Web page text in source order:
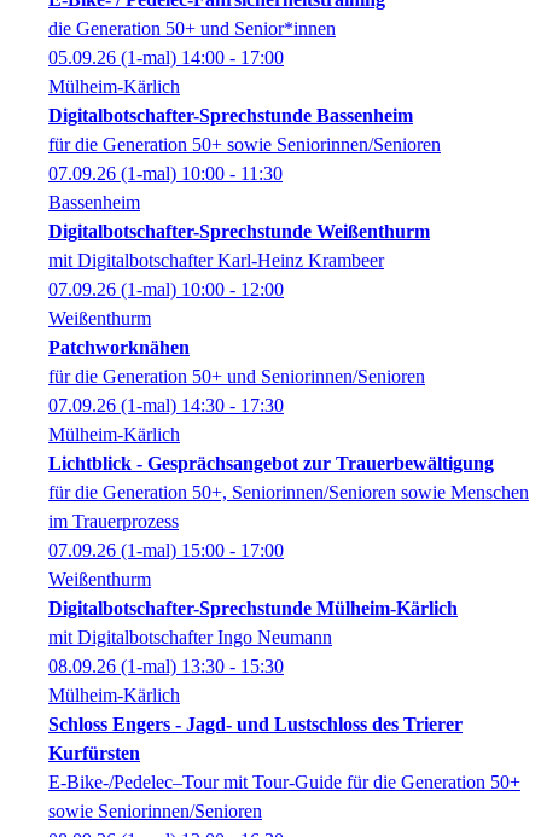
die Generation 50+ und Senior*innen
05.09.26 (1-mal) 14:00 - 17:00
Mülheim-Kärlich
Digitalbotschafter-Sprechstunde Bassenheim
für die Generation 50+ sowie Seniorinnen/Senioren
07.09.26 (1-mal) 10:00 - 11:30
Bassenheim
Digitalbotschafter-Sprechstunde Weißenthurm
mit Digitalbotschafter Karl-Heinz Krambeer
07.09.26 (1-mal) 10:00 - 12:00
Weißenthurm
Patchworknähen
für die Generation 50+ und Seniorinnen/Senioren
07.09.26 (1-mal) 14:30 - 17:30
Mülheim-Kärlich
Lichtblick - Gesprächsangebot zur Trauerbewältigung
für die Generation 50+, Seniorinnen/Senioren sowie Menschen
im Trauerprozess
07.09.26 (1-mal) 15:00 - 17:00
Weißenthurm
Digitalbotschafter-Sprechstunde Mülheim-Kärlich
mit Digitalbotschafter Ingo Neumann
08.09.26 (1-mal) 13:30 - 15:30
Mülheim-Kärlich
Schloss Engers - Jagd- und Lustschloss des Trierer
Kurfürsten
E-Bike-/Pedelec–Tour mit Tour-Guide für die Generation 50+
sowie Seniorinnen/Senioren